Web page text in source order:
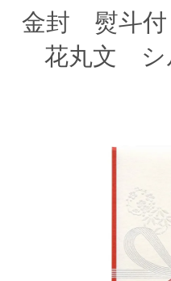
金封 熨斗
花丸文